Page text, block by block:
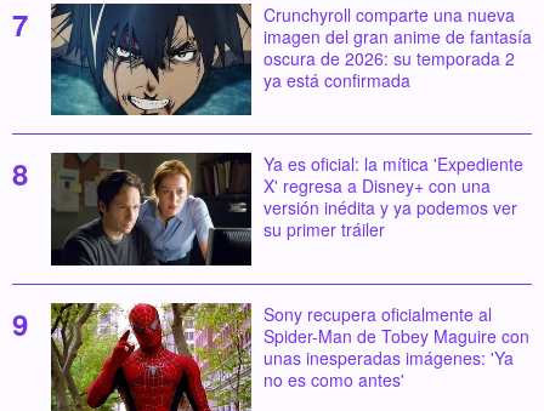
Crunchyroll comparte una nueva
imagen del gran anime de fantasía
oscura de 2026: su temporada 2
ya está confirmada
Ya es oficial: la mítica 'Expediente
X' regresa a Disney+ con una
versión inédita y ya podemos ver
su primer tráiler
Sony recupera oficialmente al
Spider-Man de Tobey Maguire con
unas inesperadas imágenes: 'Ya
no es como antes'